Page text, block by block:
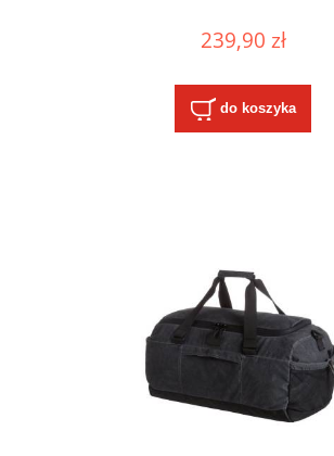
239,90 zł
do koszyka